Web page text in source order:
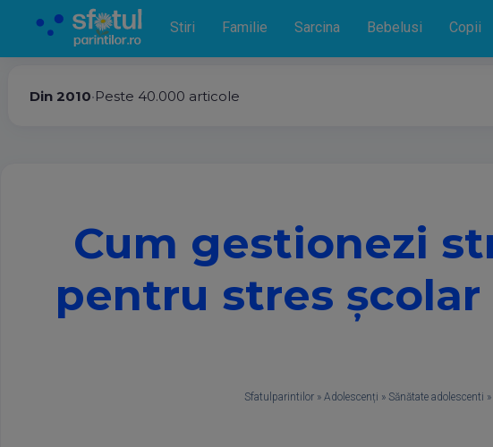
Stiri Familie Sarcina Bebelusi Copii
Din 2010•Peste 40.000 articole
Cum gestionezi
pentru stres
Sfatulparintilor » Adolescenți » Sănătate adolescenti »